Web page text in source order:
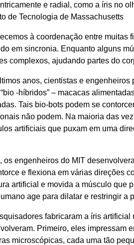
e radial, como a íris no
de Tecnologia de Massachusetts
à coordenação entre muitas
em sincronia. Enquanto alguns
complexos, ajudando partes do
anos, cientistas e
-híbridos” – macacas
Tais bio-bots podem se
não podem. Na maioria das
artificiais que puxam em uma
os engenheiros do MIT
e flexiona em várias direções
artificial e movida a músculo que
age para dilatar e restringir a
fabricaram a íris artificial
Primeiro, eles impressam
microscópicas, cada uma tão